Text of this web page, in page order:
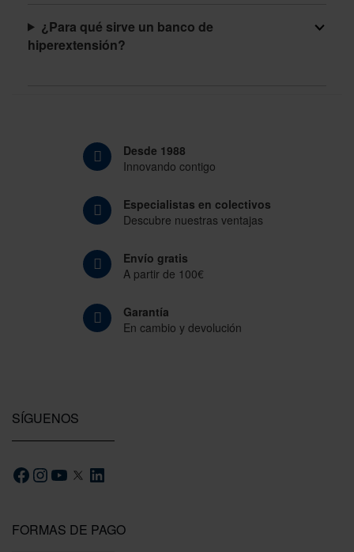
¿Para qué sirve un banco de
hiperextensión?
Desde 1988
Innovando contigo
Especialistas en colectivos
Descubre nuestras ventajas
Envío gratis
A partir de 100€
Garantía
En cambio y devolución
FORMAS DE PAGO
SÍGUENOS